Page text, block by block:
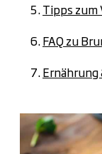
Tipps
FAQ zu